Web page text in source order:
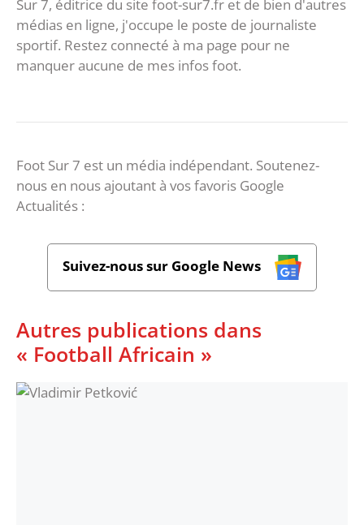
Sur 7, éditrice du site foot-sur7.fr et de bien d'autres
médias en ligne, j'occupe le poste de journaliste
sportif. Restez connecté à ma page pour ne
manquer aucune de mes infos foot.
Foot Sur 7 est un média indépendant. Soutenez-
nous en nous ajoutant à vos favoris Google
Actualités :
Suivez-nous sur Google News
Autres publications dans
« Football Africain »